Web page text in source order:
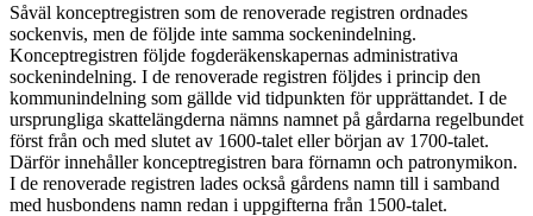
Såväl konceptregistren som de renoverade registren ordnades
sockenvis, men de följde inte samma sockenindelning.
Konceptregistren följde fogderäkenskapernas administrativa
sockenindelning. I de renoverade registren följdes i princip den
kommunindelning som gällde vid tidpunkten för upprättandet. I de
ursprungliga skattelängderna nämns namnet på gårdarna regelbundet
först från och med slutet av 1600-talet eller början av 1700-talet.
Därför innehåller konceptregistren bara förnamn och patronymikon.
I de renoverade registren lades också gårdens namn till i samband
med husbondens namn redan i uppgifterna från 1500-talet.